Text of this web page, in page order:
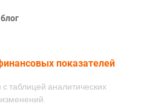
показателей
таблицей аналитических